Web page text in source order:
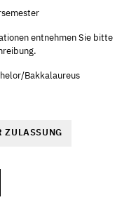
entnehmen Sie bitte
Bakkalaureus